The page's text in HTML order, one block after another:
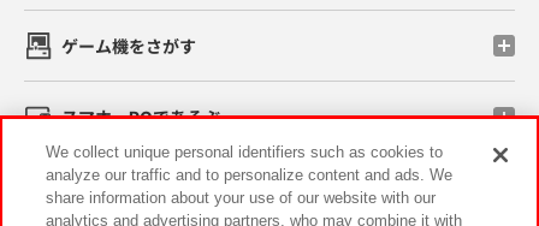
ゲーム機をさがす
スマホ・PCであそぶ
イベント・キャンペーン
We collect unique personal identifiers such as cookies to
analyze our traffic and to personalize content and ads. We
share information about your use of our website with our
analytics and advertising partners, who may combine it with